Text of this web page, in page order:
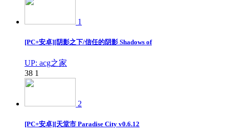
1
[PC+安卓][阴影之下/信任的阴影 Shadows of
UP: acg之家
38 1
2
[PC+安卓][天堂市 Paradise City v0.6.12